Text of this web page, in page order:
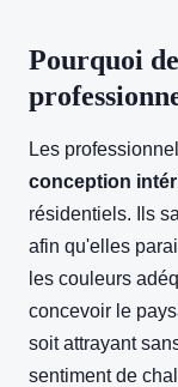
Pourquoi
Les
conception
résidentiels. Ils
afin qu'elles
les couleurs
concevoir le
soit attrayant
sentiment de